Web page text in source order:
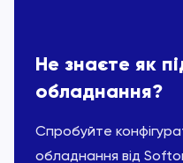
Не знаєте як
обладнання?
Спробуйте
обладнання від